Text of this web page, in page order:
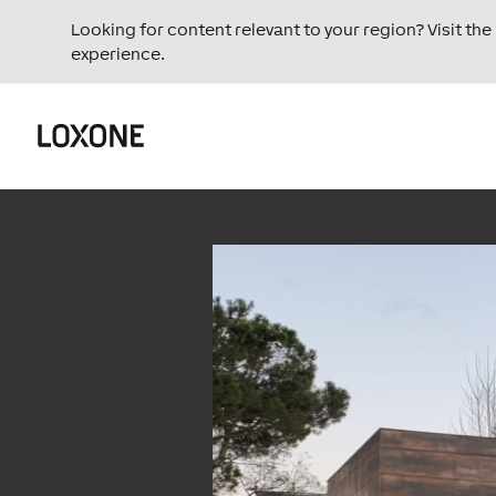
Looking for content relevant to your region? Visit
experience.